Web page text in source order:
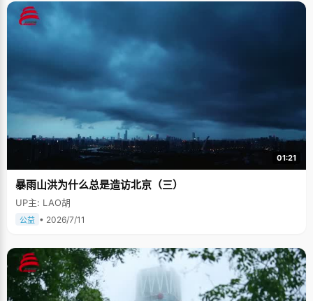
01:21
暴雨山洪为什么总是造访北京（三）
UP主: LAO胡
公益 • 2026/7/11